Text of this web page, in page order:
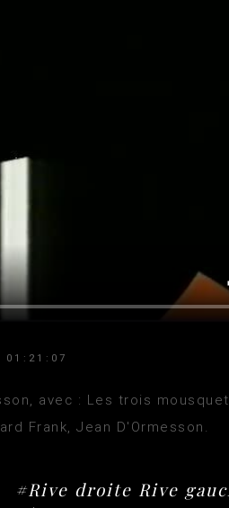
01:21:07
avec : Les trois
Frank, Jean D'Ormesson.
#Rive droite Rive